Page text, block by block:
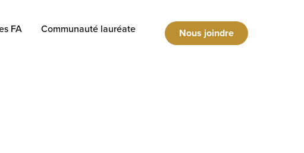
FA
Communauté lauréate
Nous joindre